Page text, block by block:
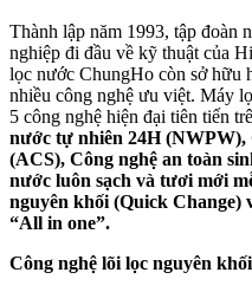
Thành lập năm 1993, tập đoàn
nghiệp đi đầu về kỹ thuật của
lọc nước ChungHo còn sở hữu
nhiều công nghệ ưu việt. Máy
5 công nghệ hiện đại tiên tiến
nước tự nhiên 24H (NWPW),
(ACS), Công nghệ an toàn
nước luôn sạch và tươi mới
nguyên khối (Quick Change)
“All in one”.
Công nghệ lõi lọc nguyên